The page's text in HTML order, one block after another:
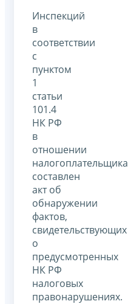
Инспекций
в
соответствии
с
пунктом
1
статьи
101.4
НК РФ
в
отношении
налогоплательщика
составлен
акт об
обнаружении
фактов,
свидетельствующих
о
предусмотренных
НК РФ
налоговых
правонарушениях.